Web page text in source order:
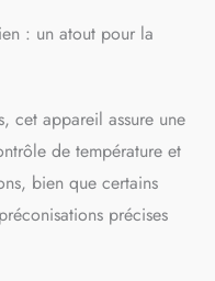
avec peu
fryer utilise
70 % d'énergie en
prépare vos plats
rapidement
classique ; test
réalisé pour 700 g
: un atout pour la
cet appareil assure une
de température et
bien que certains
précises